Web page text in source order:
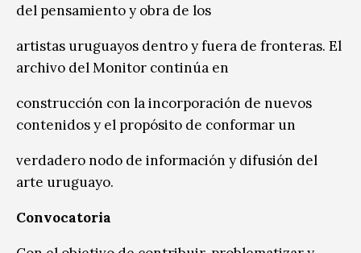
del pensamiento y obra de los
artistas uruguayos dentro y fuera de fronteras. El
archivo del Monitor continúa en
construcción con la incorporación de nuevos
contenidos y el propósito de conformar un
verdadero nodo de información y difusión del
arte uruguayo.
Convocatoria